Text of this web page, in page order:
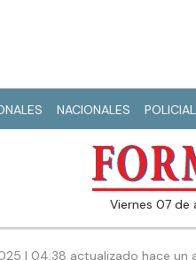
NACIONALES
viernes 07
| 04:38 actualizado hace un